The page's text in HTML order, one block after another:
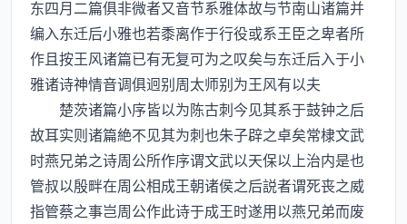
东四月二篇俱非微者又音节系雅体故与节南山诸篇并
编入东迁后小雅也若黍离作于行役或系王臣之卑者所
作且按王风诸篇已有无复可为之叹矣与东迁后入于小
雅诸诗神情音调俱迥别周太师别为王风有以夫
楚茨诸篇小序皆以为陈古刺今见其系于鼓钟之后
故耳实则诸篇絶不见其为刺也朱子辟之卓矣常棣文武
时燕兄弟之诗周公所作序谓文武以天保以上治内是也
管叔以殷畔在周公相成王朝诸侯之后説者谓死丧之威
指管蔡之事岂周公作此诗于成王时遂用以燕兄弟而废